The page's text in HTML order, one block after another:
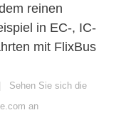
reinen
in EC-, IC-
mit FlixBus
Sehen Sie sich die
an